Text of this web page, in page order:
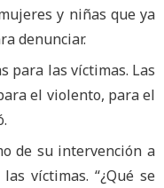
y niñas que ya
denunciar.
para las víctimas. Las
el violento, para el
de su intervención a
víctimas. “¿Qué se